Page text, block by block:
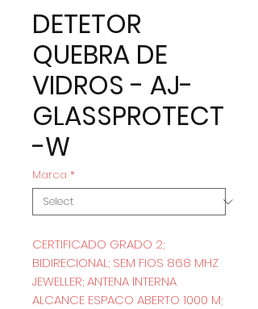
DETETOR
QUEBRA DE
VIDROS - AJ-
GLASSPROTECT
-W
Marca *
CERTIFICADO GRADO 2;
BIDIRECIONAL; SEM FIOS 868 MHZ
JEWELLER; ANTENA INTERNA
ALCANCE ESPACO ABERTO 1000 M;